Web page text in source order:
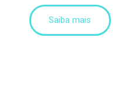
Saiba mais